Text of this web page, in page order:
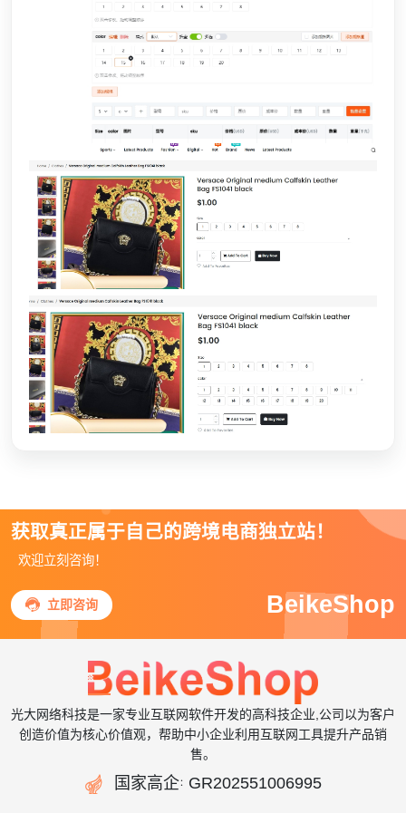
获取真正属于自己的跨境电商独立站！
欢迎立刻咨询！
 立即咨询 BeikeShop
光大网络科技是一家专业互联网软件开发的高科技企业,公司以为客户
创造价值为核心价值观，帮助中小企业利用互联网工具提升产品销
售。
 国家高企： GR202551006995